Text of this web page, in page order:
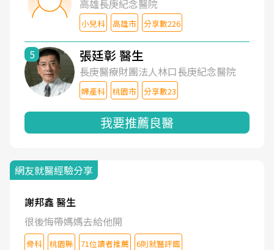
高雄長庚紀念醫院
小兒科 高雄市 分享數226
5 張廷彰 醫生
長庚醫療財團法人林口長庚紀念醫院
婦產科 桃園市 分享數23
我要推薦良醫
網友就醫經驗分享
謝邦鑫 醫生
很後悔帶媽媽去給他開
骨科 桃園縣 71位讀者推薦 6則就醫評鑑